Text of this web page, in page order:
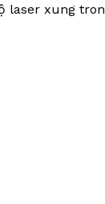
laser xung